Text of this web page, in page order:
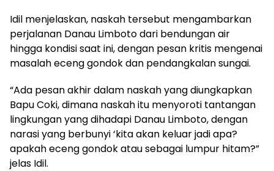
Idil menjelaskan, naskah tersebut mengambarkan
perjalanan Danau Limboto dari bendungan air
hingga kondisi saat ini, dengan pesan kritis mengenai
masalah eceng gondok dan pendangkalan sungai.
“Ada pesan akhir dalam naskah yang diungkapkan
Bapu Coki, dimana naskah itu menyoroti tantangan
lingkungan yang dihadapi Danau Limboto, dengan
narasi yang berbunyi ‘kita akan keluar jadi apa?
apakah eceng gondok atau sebagai lumpur hitam?”
jelas Idil.